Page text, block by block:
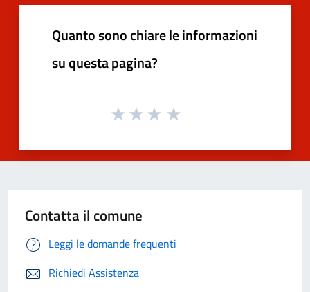
Quanto sono chiare le informazioni
su questa pagina?
Contatta il comune
Leggi le domande frequenti
Richiedi Assistenza